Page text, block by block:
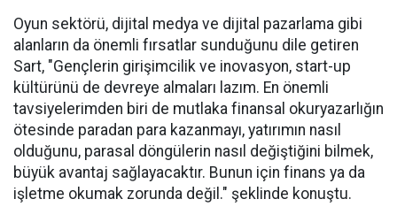
Oyun sektörü, dijital medya ve dijital pazarlama gibi
alanların da önemli fırsatlar sunduğunu dile getiren
Sart, "Gençlerin girişimcilik ve inovasyon, start-up
kültürünü de devreye almaları lazım. En önemli
tavsiyelerimden biri de mutlaka finansal okuryazarlığın
ötesinde paradan para kazanmayı, yatırımın nasıl
olduğunu, parasal döngülerin nasıl değiştiğini bilmek,
büyük avantaj sağlayacaktır. Bunun için finans ya da
işletme okumak zorunda değil." şeklinde konuştu.